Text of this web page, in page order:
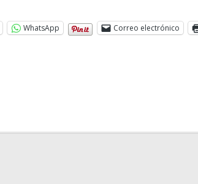
WhatsApp Correo electrónico